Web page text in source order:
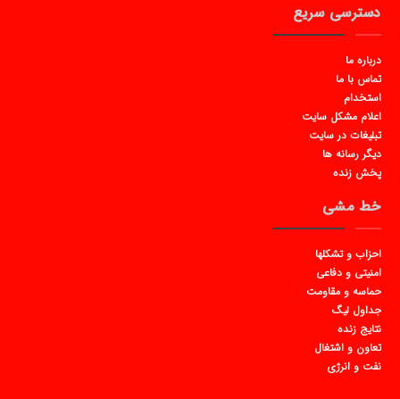
دسترسی سریع
درباره ما
تماس با ما
استخدام
اعلام مشکل سایت
تبلیغات در سایت
دیگر رسانه ها
پخش زنده
خط مشی
احزاب و تشکلها
امنیتی و دفاعی
حماسه و مقاومت
جداول لیگ
نتایج زنده
تعاون و اشتغال
نفت و انرژی